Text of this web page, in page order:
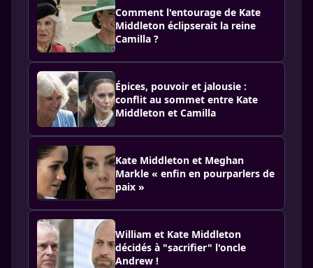
Comment l'entourage de Kate
Middleton éclipserait la reine
Camilla ?
Épices, pouvoir et jalousie :
conflit au sommet entre Kate
Middleton et Camilla
Kate Middleton et Meghan
Markle « enfin en pourparlers de
paix »
William et Kate Middleton
décidés à "sacrifier" l'oncle
Andrew !